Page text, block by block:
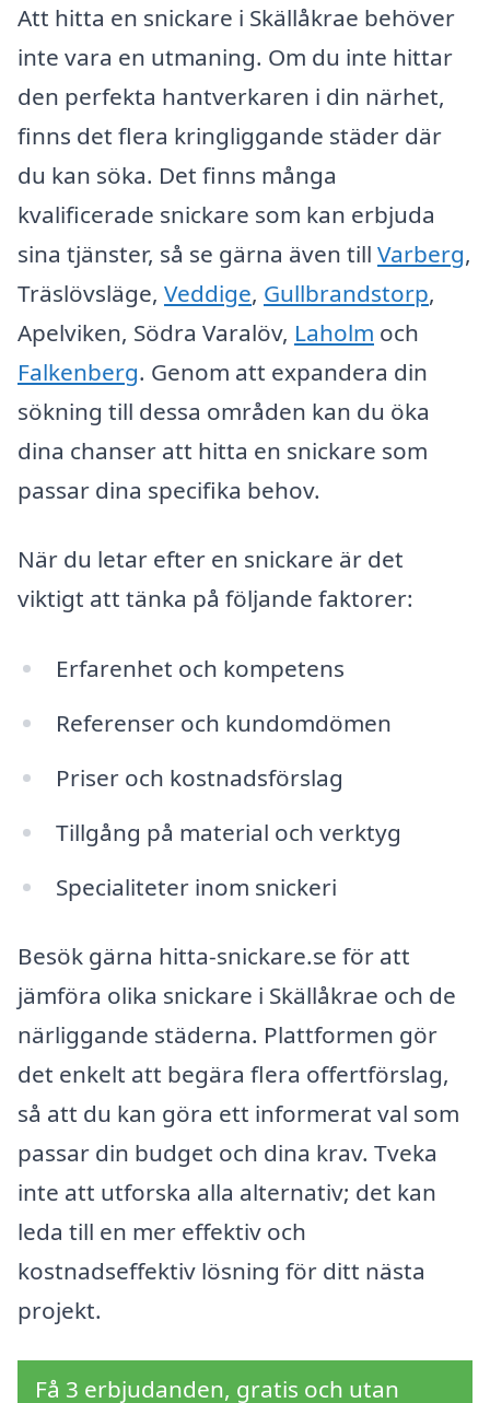
Att hitta en snickare i Skällåkrae behöver
inte vara en utmaning. Om du inte hittar
den perfekta hantverkaren i din närhet,
finns det flera kringliggande städer där
du kan söka. Det finns många
kvalificerade snickare som kan erbjuda
sina tjänster, så se gärna även till Varberg,
Träslövsläge, Veddige, Gullbrandstorp,
Apelviken, Södra Varalöv, Laholm och
Falkenberg. Genom att expandera din
sökning till dessa områden kan du öka
dina chanser att hitta en snickare som
passar dina specifika behov.
När du letar efter en snickare är det
viktigt att tänka på följande faktorer:
Erfarenhet och kompetens
Referenser och kundomdömen
Priser och kostnadsförslag
Tillgång på material och verktyg
Specialiteter inom snickeri
Besök gärna hitta-snickare.se för att
jämföra olika snickare i Skällåkrae och de
närliggande städerna. Plattformen gör
det enkelt att begära flera offertförslag,
så att du kan göra ett informerat val som
passar din budget och dina krav. Tveka
inte att utforska alla alternativ; det kan
leda till en mer effektiv och
kostnadseffektiv lösning för ditt nästa
projekt.
Få 3 erbjudanden, gratis och utan